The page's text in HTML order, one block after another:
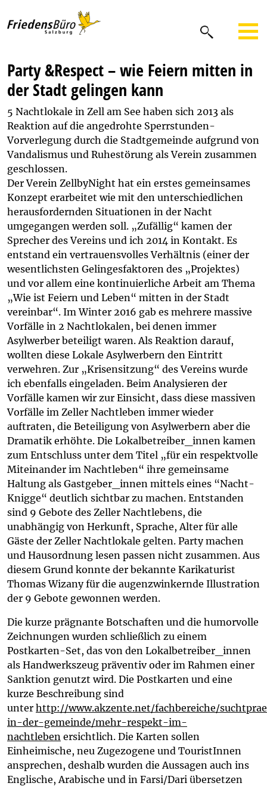
Party &Respect – wie Feiern mitten in
der Stadt gelingen kann
5 Nachtlokale in Zell am See haben sich 2013 als
Reaktion auf die angedrohte Sperrstunden-
Vorverlegung durch die Stadtgemeinde aufgrund von
Vandalismus und Ruhestörung als Verein zusammen
geschlossen.
Der Verein ZellbyNight hat ein erstes gemeinsames
Konzept erarbeitet wie mit den unterschiedlichen
herausfordernden Situationen in der Nacht
umgegangen werden soll. „Zufällig“ kamen der
Sprecher des Vereins und ich 2014 in Kontakt. Es
entstand ein vertrauensvolles Verhältnis (einer der
wesentlichsten Gelingesfaktoren des „Projektes)
und vor allem eine kontinuierliche Arbeit am Thema
„Wie ist Feiern und Leben“ mitten in der Stadt
vereinbar“. Im Winter 2016 gab es mehrere massive
Vorfälle in 2 Nachtlokalen, bei denen immer
Asylwerber beteiligt waren. Als Reaktion darauf,
wollten diese Lokale Asylwerbern den Eintritt
verwehren. Zur „Krisensitzung“ des Vereins wurde
ich ebenfalls eingeladen. Beim Analysieren der
Vorfälle kamen wir zur Einsicht, dass diese massiven
Vorfälle im Zeller Nachtleben immer wieder
auftraten, die Beteiligung von Asylwerbern aber die
Dramatik erhöhte. Die Lokalbetreiber_innen kamen
zum Entschluss unter dem Titel „für ein respektvolle
Miteinander im Nachtleben“ ihre gemeinsame
Haltung als Gastgeber_innen mittels eines “Nacht-
Knigge“ deutlich sichtbar zu machen. Entstanden
sind 9 Gebote des Zeller Nachtlebens, die
unabhängig von Herkunft, Sprache, Alter für alle
Gäste der Zeller Nachtlokale gelten. Party machen
und Hausordnung lesen passen nicht zusammen. Aus
diesem Grund konnte der bekannte Karikaturist
Thomas Wizany für die augenzwinkernde Illustration
der 9 Gebote gewonnen werden.
Die kurze prägnante Botschaften und die humorvolle
Zeichnungen wurden schließlich zu einem
Postkarten-Set, das von den Lokalbetreiber_innen
als Handwerkszeug präventiv oder im Rahmen einer
Sanktion genutzt wird. Die Postkarten und eine
kurze Beschreibung sind
unter http://www.akzente.net/fachbereiche/
in-der-gemeinde/mehr-respekt-im-
nachtleben ersichtlich. Die Karten sollen
Einheimische, neu Zugezogene und TouristInnen
ansprechen, deshalb wurden die Aussagen auch ins
Englische, Arabische und in Farsi/Dari übersetzen